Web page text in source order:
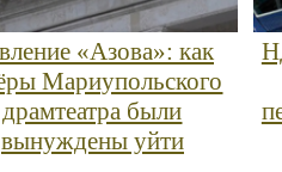
«Азова»: как
Мариупольского
драмтеатра были
вынуждены уйти